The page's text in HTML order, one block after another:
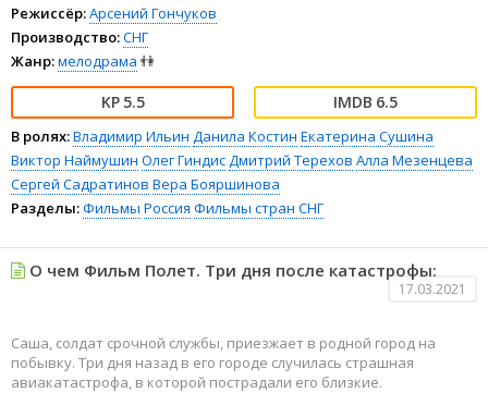
Режиссёр:Арсений Гончуков
Производство:СНГ
Жанр:мелодрама 👫
5.5 6.5
В ролях:Владимир Ильин Данила Костин Екатерина Сушина
Виктор Наймушин Олег ГиндисДмитрий Терехов Алла Мезенцева
Сергей Садратинов Вера Бояршинова
Разделы:Фильмы Россия Фильмы стран СНГ
О чем Фильм Полет. Три дня после катастрофы:
17.03.2021
Саша, солдат срочной службы, приезжает в родной город на
побывку. Три дня назад в его городе случилась страшная
авиакатастрофа, в которой пострадали его близкие.